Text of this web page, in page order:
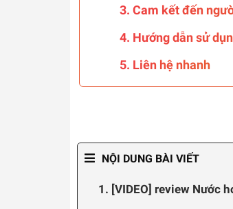
3. Cam kết đến
4. Hướng dẫn sử
5. Liên hệ nhanh
NỘI DUNG BÀI VIẾT
1. [VIDEO] review Nước